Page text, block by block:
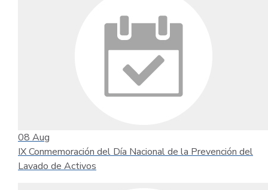
08 Aug
IX Conmemoración del Día Nacional de la Prevención del
Lavado de Activos